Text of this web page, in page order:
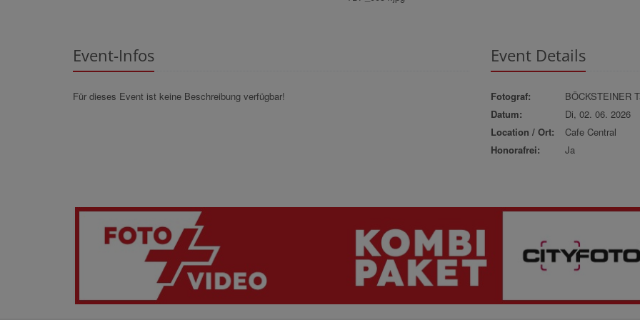
Event-Infos
Für dieses Event ist keine Beschreibung verfügbar!
Event Details
Fotograf:
BÖCKSTEINER
Datum:
Di, 02. 06. 2026
Location / Ort:
Cafe Central
Honorafrei:
Ja